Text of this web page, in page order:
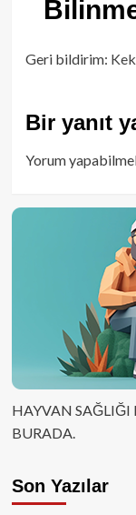
Geri bildirim:
Bir yanıt
Yorum
HAYVAN
BURADA.
Son Yazılar